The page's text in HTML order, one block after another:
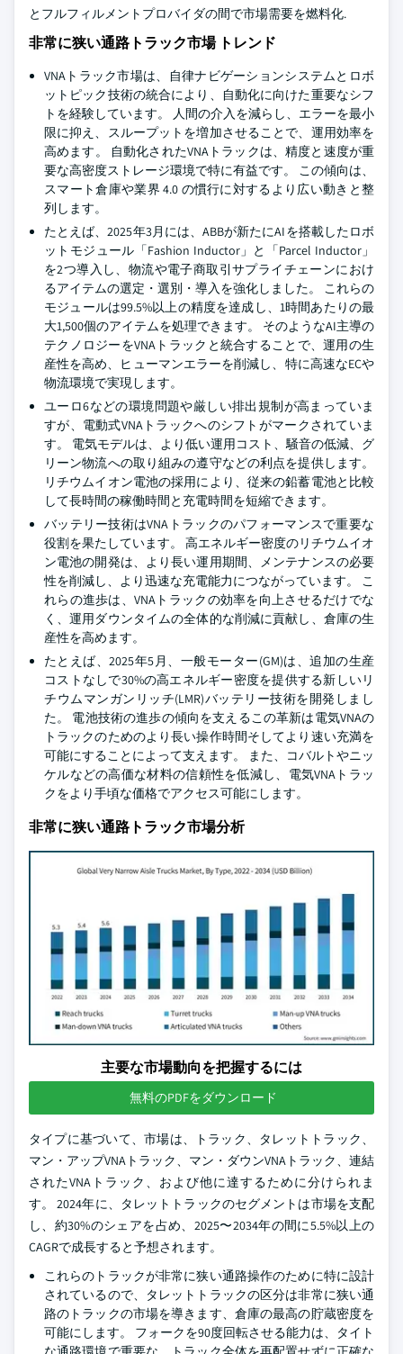
とフルフィルメントプロバイダの間で市場需要を燃料化.
非常に狭い通路トラック市場 トレンド
VNAトラック市場は、自律ナビゲーションシステムとロボ
ットピック技術の統合により、自動化に向けた重要なシフ
トを経験しています。 人間の介入を減らし、エラーを最小
限に抑え、スループットを増加させることで、運用効率を
高めます。 自動化されたVNAトラックは、精度と速度が重
要な高密度ストレージ環境で特に有益です。 この傾向は、
スマート倉庫や業界 4.0 の慣行に対するより広い動きと整
列します。
たとえば、2025年3月には、ABBが新たにAIを搭載したロボ
ットモジュール「Fashion Inductor」と「Parcel Inductor」
を2つ導入し、物流や電子商取引サプライチェーンにおけ
るアイテムの選定・選別・導入を強化しました。 これらの
モジュールは99.5%以上の精度を達成し、1時間あたりの最
大1,500個のアイテムを処理できます。 そのようなAI主導の
テクノロジーをVNAトラックと統合することで、運用の生
産性を高め、ヒューマンエラーを削減し、特に高速なECや
物流環境で実現します。
ユーロ6などの環境問題や厳しい排出規制が高まっていま
すが、電動式VNAトラックへのシフトがマークされていま
す。 電気モデルは、より低い運用コスト、騒音の低減、グ
リーン物流への取り組みの遵守などの利点を提供します。
リチウムイオン電池の採用により、従来の鉛蓄電池と比較
して長時間の稼働時間と充電時間を短縮できます。
バッテリー技術はVNAトラックのパフォーマンスで重要な
役割を果たしています。 高エネルギー密度のリチウムイオ
ン電池の開発は、より長い運用期間、メンテナンスの必要
性を削減し、より迅速な充電能力につながっています。 こ
れらの進歩は、VNAトラックの効率を向上させるだけでな
く、運用ダウンタイムの全体的な削減に貢献し、倉庫の生
産性を高めます。
たとえば、2025年5月、一般モーター(GM)は、追加の生産
コストなしで30%の高エネルギー密度を提供する新しいリ
チウムマンガンリッチ(LMR)バッテリー技術を開発しまし
た。 電池技術の進歩の傾向を支えるこの革新は電気VNAの
トラックのためのより長い操作時間そしてより速い充満を
可能にすることによって支えます。 また、コバルトやニッ
ケルなどの高価な材料の信頼性を低減し、電気VNAトラッ
クをより手頃な価格でアクセス可能にします。
非常に狭い通路トラック市場分析
主要な市場動向を把握するには
無料のPDFをダウンロード
タイプに基づいて、市場は、トラック、タレットトラック、
マン・アップVNAトラック、マン・ダウンVNAトラック、連結
されたVNAトラック、および他に達するために分けられま
す。 2024年に、タレットトラックのセグメントは市場を支配
し、約30%のシェアを占め、2025〜2034年の間に5.5%以上の
CAGRで成長すると予想されます。
これらのトラックが非常に狭い通路操作のために特に設計
されているので、タレットトラックの区分は非常に狭い通
路のトラックの市場を導きます、倉庫の最高の貯蔵密度を
可能にします。 フォークを90度回転させる能力は、タイト